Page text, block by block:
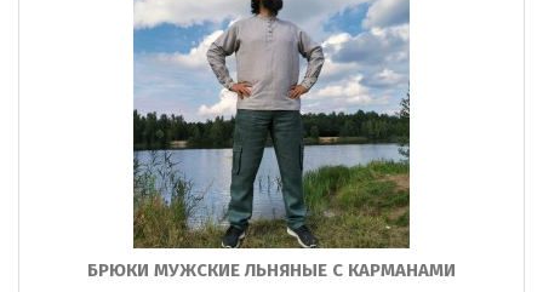
БРЮКИ МУЖСКИЕ ЛЬНЯНЫЕ С КАРМАНАМИ